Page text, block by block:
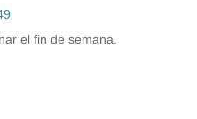
el fin de semana.